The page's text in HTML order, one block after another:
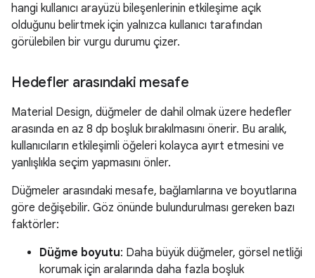
hangi kullanıcı arayüzü bileşenlerinin etkileşime açık
olduğunu belirtmek için yalnızca kullanıcı tarafından
görülebilen bir vurgu durumu çizer.
Hedefler arasındaki mesafe
Material Design, düğmeler de dahil olmak üzere hedefler
arasında en az 8 dp boşluk bırakılmasını önerir. Bu aralık,
kullanıcıların etkileşimli öğeleri kolayca ayırt etmesini ve
yanlışlıkla seçim yapmasını önler.
Düğmeler arasındaki mesafe, bağlamlarına ve boyutlarına
göre değişebilir. Göz önünde bulundurulması gereken bazı
faktörler:
Düğme boyutu: Daha büyük düğmeler, görsel netliği
korumak için aralarında daha fazla boşluk